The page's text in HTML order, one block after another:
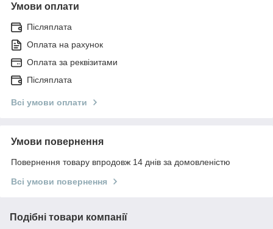
Умови оплати
Післяплата
Оплата на рахунок
Оплата за реквізитами
Післяплата
Всі умови оплати
Умови повернення
Повернення товару впродовж 14 днів за домовленістю
Всі умови повернення
Подібні товари компанії